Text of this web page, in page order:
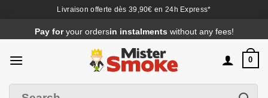
Livraison offerte dès 39,90€ en 24h Express*
au
contenu
Pay foryour ordersin instalments without any fees!
0